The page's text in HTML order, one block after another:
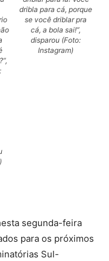
dribla para cá, porque
se você driblar pra
cá, a bola sai!”,
disparou (Foto:
Instagram)
segunda-feira
para os próximos
Sul-